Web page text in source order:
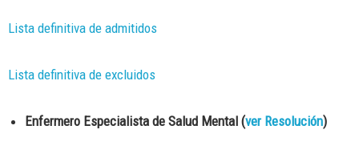
Lista definitiva de admitidos
Lista definitiva de excluidos
Enfermero Especialista de Salud Mental (ver Resolución)